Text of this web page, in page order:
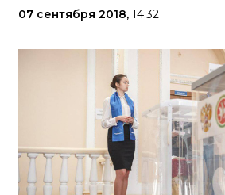
07 сентября 2018, 14:32